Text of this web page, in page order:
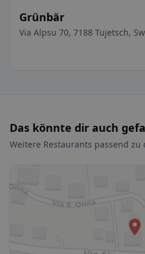
Grünbär
Via Alpsu 70, 7188 Tujetsch,
Das könnte dir auch
Weitere Restaurants passend zu